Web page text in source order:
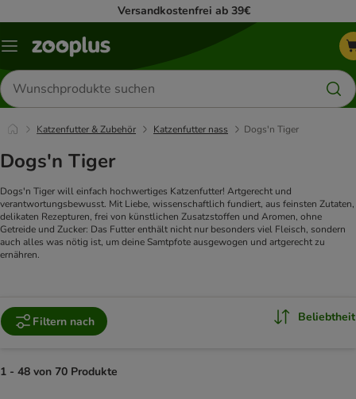
Versandkostenfrei ab 39€
Menü
Produkte
suchen
Katzenfutter & Zubehör Katzenfutter nass Dogs'n Tiger
Dogs'n Tiger
Dogs'n Tiger will einfach hochwertiges Katzenfutter! Artgerecht und
verantwortungsbewusst. Mit Liebe, wissenschaftlich fundiert, aus feinsten Zutaten,
delikaten Rezepturen, frei von künstlichen Zusatzstoffen und Aromen, ohne
Getreide und Zucker: Das Futter enthält nicht nur besonders viel Fleisch, sondern
auch alles was nötig ist, um deine Samtpfote ausgewogen und artgerecht zu
ernähren.
Filtern nach Beliebtheit
1 - 48 von 70 Produkte